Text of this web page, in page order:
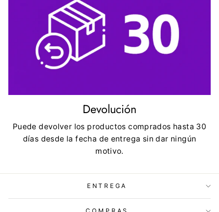
Devolución
Puede devolver los productos comprados hasta 30
días desde la fecha de entrega sin dar ningún
motivo.
ENTREGA